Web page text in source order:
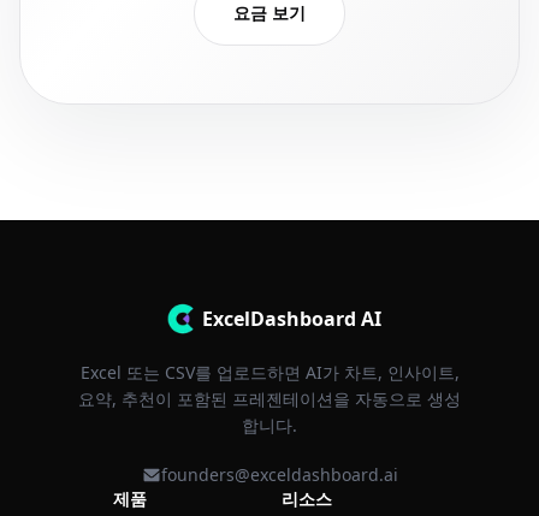
요금 보기
ExcelDashboard AI
Excel 또는 CSV를 업로드하면 AI가 차트, 인사이트,
요약, 추천이 포함된 프레젠테이션을 자동으로 생성
합니다.
founders@exceldashboard.ai
제품
리소스